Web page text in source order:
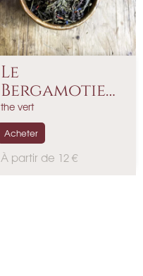
Le
Bergamotier
- Mélange...
the vert
P
À partir de 12 €
Acheter